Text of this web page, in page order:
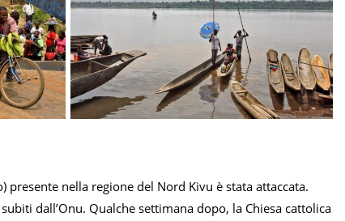
presente nella regione del Nord Kivu è stata attaccata.
dall’Onu. Qualche settimana dopo, la Chiesa cattolica